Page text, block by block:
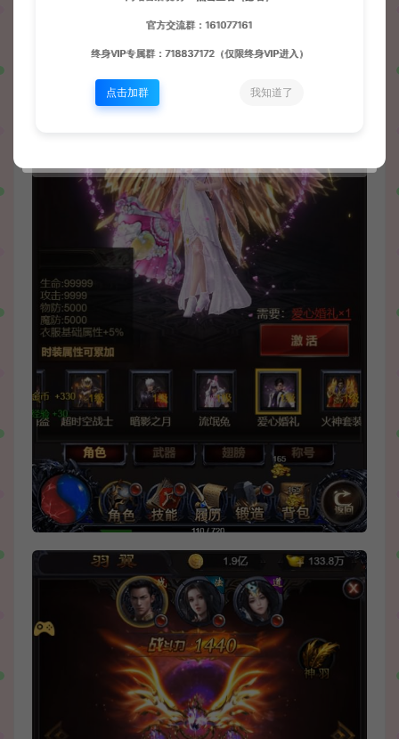
官方交流群：161077161
终身VIP专属群：718837172（仅限终身VIP进入）
点击加群 我知道了